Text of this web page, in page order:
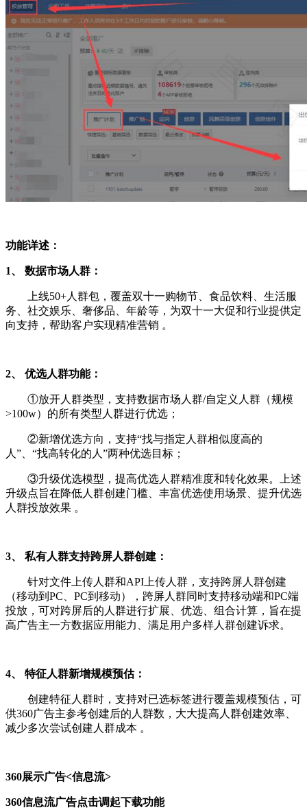
功能详述：
1、 数据市场人群：
上线50+人群包，覆盖双十一购物节、食品饮料、生活服
务、社交娱乐、奢侈品、年龄等，为双十一大促和行业提供定
向支持，帮助客户实现精准营销 。
2、 优选人群功能：
①放开人群类型，支持数据市场人群/自定义人群（规模
>100w）的所有类型人群进行优选；
②新增优选方向，支持“找与指定人群相似度高的
人”、“找高转化的人”两种优选目标；
③升级优选模型，提高优选人群精准度和转化效果。上述
升级点旨在降低人群创建门槛、丰富优选使用场景、提升优选
人群投放效果 。
3、 私有人群支持跨屏人群创建：
针对文件上传人群和API上传人群，支持跨屏人群创建
（移动到PC、PC到移动），跨屏人群同时支持移动端和PC端
投放，可对跨屏后的人群进行扩展、优选、组合计算，旨在提
高广告主一方数据应用能力、满足用户多样人群创建诉求。
4、 特征人群新增规模预估：
创建特征人群时，支持对已选标签进行覆盖规模预估，可
供360广告主参考创建后的人群数，大大提高人群创建效率、
减少多次尝试创建人群成本 。
360展示广告<信息流>
360信息流广告点击调起下载功能